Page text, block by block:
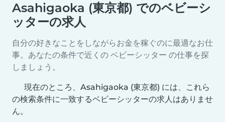
Asahigaoka (東京都) でのベビーシ
ッターの求人
自分の好きなことをしながらお金を稼ぐのに最適なお仕
事。あなたの条件で近くの ベビーシッター の仕事を探
しましょう。
現在のところ、Asahigaoka (東京都) には、これら
の検索条件に一致するベビーシッターの求人はありませ
ん。